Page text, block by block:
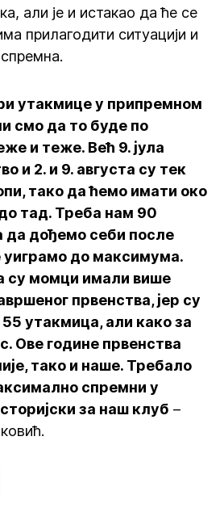
али је и истакао да ће се
прилагодити ситуацији и
утакмице у припремном
смо да то буде по
и теже. Већ 9. јула
и 2. и 9. августа су тек
тако да ћемо имати око
тад. Треба нам 90
да дођемо себи после
уиграмо до максимума.
су момци имали више
првенства, јер су
утакмица, али како за
Ове године првенства
тако и наше. Требало
спремни у
за наш клуб –